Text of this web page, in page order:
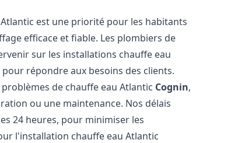
est une priorité pour les habitants
efficace et fiable. Les plombiers de
sur les installations chauffe eau
répondre aux besoins des clients.
de chauffe eau Atlantic Cognin,
ou une maintenance. Nos délais
24 heures, pour minimiser les
l'installation chauffe eau Atlantic